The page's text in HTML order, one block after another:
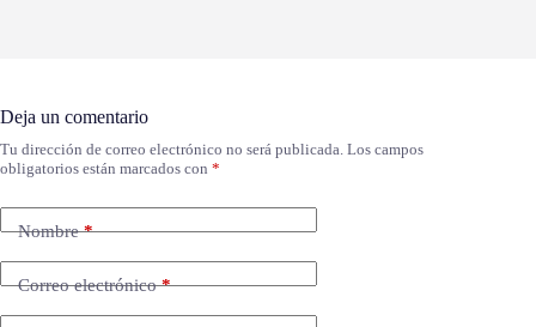
Deja un comentario
Tu dirección de correo electrónico no será publicada. Los campos
obligatorios están marcados con *
Nombre*
Correo electrónico*